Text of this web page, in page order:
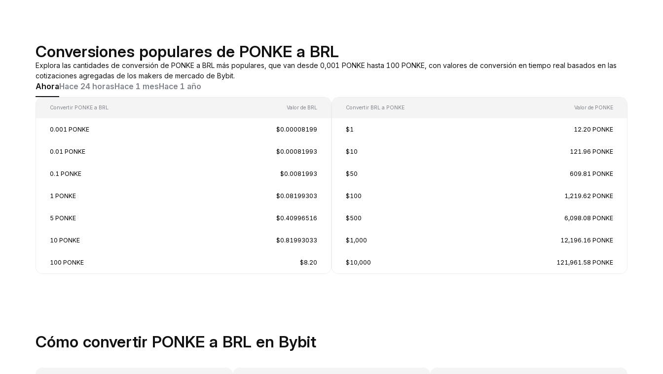
Conversiones populares de PONKE a BRL
Explora las cantidades de conversión de PONKE a BRL más populares, que van desde 0,001 PONKE hasta 100 PONKE, con valores de conversión en tiempo real basados en las
cotizaciones agregadas de los makers de mercado de Bybit.
AhoraHace 24 horasHace 1 mesHace 1 año
Convertir PONKE a BRL Valor de BRL
0.001 PONKE $0.00008199
0.01 PONKE $0.00081993
0.1 PONKE $0.0081993
1 PONKE $0.08199303
5 PONKE $0.40996516
10 PONKE $0.81993033
100 PONKE $8.20
Convertir BRL a PONKE Valor de PONKE
$1 12.20 PONKE
$10 121.96 PONKE
$50 609.81 PONKE
$100 1,219.62 PONKE
$500 6,098.08 PONKE
$1,000 12,196.16 PONKE
$10,000 121,961.58 PONKE
Cómo convertir PONKE a BRL en Bybit